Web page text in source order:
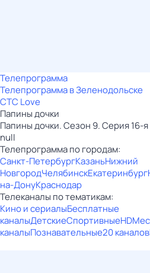
Телепрограмма
Телепрограмма в Зеленодольске
СТС Love
Папины дочки
Папины дочки. Сезон 9. Серия 16-я
null
Телепрограмма по городам:
Санкт-ПетербургКазаньНижний
НовгородЧелябинскЕкатеринбург
на-ДонуКраснодар
Телеканалы по тематикам:
Кино и сериалыБесплатные
каналыДетскиеСпортивныеHD
каналыПознавательные20 каналов